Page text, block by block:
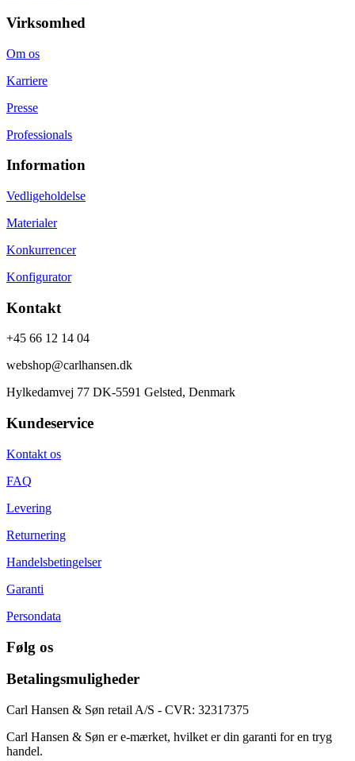
Virksomhed
Om os
Karriere
Presse
Professionals
Information
Vedligeholdelse
Materialer
Konkurrencer
Konfigurator
Kontakt
+45 66 12 14 04
webshop@carlhansen.dk
Hylkedamvej 77 DK-5591 Gelsted, Denmark
Kundeservice
Kontakt os
FAQ
Levering
Returnering
Handelsbetingelser
Garanti
Persondata
Følg os
Betalingsmuligheder
Carl Hansen & Søn retail A/S - CVR: 32317375
Carl Hansen & Søn er e-mærket, hvilket er din garanti for en tryg
handel.